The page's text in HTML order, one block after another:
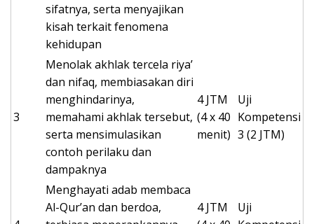
sifatnya, serta menyajikan
kisah terkait fenomena
kehidupan
3
Menolak akhlak tercela riya’
dan nifaq, membiasakan diri
menghindarinya,
memahami akhlak tersebut,
serta mensimulasikan
contoh perilaku dan
dampaknya
4 JTM
(4 x 40
menit)
Uji
Kompetensi
3 (2 JTM)
Menghayati adab membaca
Al-Qur’an dan berdoa,
4 JTM
Uji